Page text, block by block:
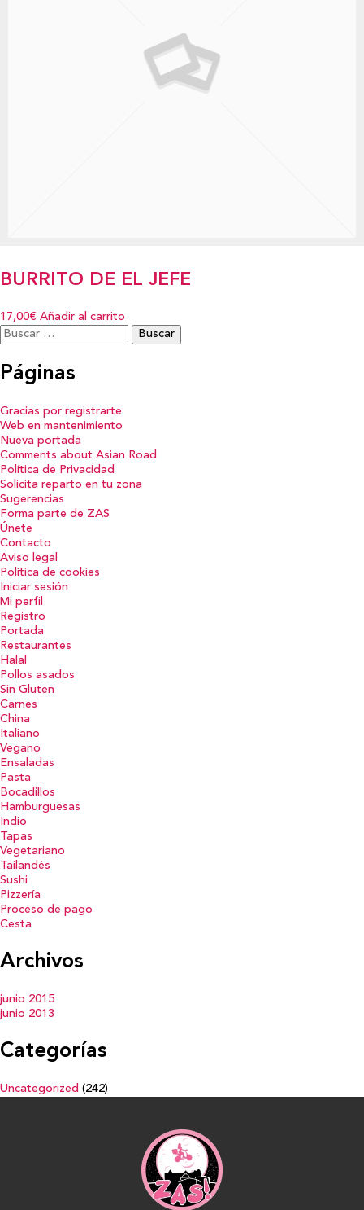
BURRITO DE EL JEFE
17,00€ Añadir al carrito
Buscar:
Páginas
Gracias por registrarte
Web en mantenimiento
Nueva portada
Comments about Asian Road
Política de Privacidad
Solicita reparto en tu zona
Sugerencias
Forma parte de ZAS
Únete
Contacto
Aviso legal
Política de cookies
Iniciar sesión
Mi perfil
Registro
Portada
Restaurantes
Halal
Pollos asados
Sin Gluten
Carnes
China
Italiano
Vegano
Ensaladas
Pasta
Bocadillos
Hamburguesas
Indio
Tapas
Vegetariano
Tailandés
Sushi
Pizzería
Proceso de pago
Cesta
Archivos
junio 2015
junio 2013
Categorías
Uncategorized (242)